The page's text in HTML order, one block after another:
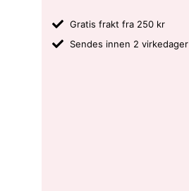
Gratis frakt fra 250 kr
Sendes innen 2 virkedager